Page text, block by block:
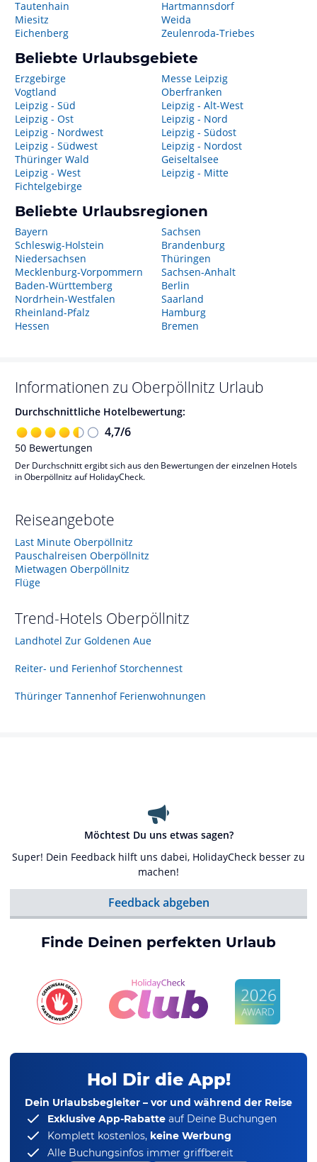
Tautenhain
Miesitz
Eichenberg
Hartmannsdorf
Weida
Zeulenroda-Triebes
Beliebte Urlaubsgebiete
Erzgebirge
Vogtland
Leipzig - Süd
Leipzig - Ost
Leipzig - Nordwest
Leipzig - Südwest
Thüringer Wald
Leipzig - West
Fichtelgebirge
Messe Leipzig
Oberfranken
Leipzig - Alt-West
Leipzig - Nord
Leipzig - Südost
Leipzig - Nordost
Geiseltalsee
Leipzig - Mitte
Beliebte Urlaubsregionen
Bayern
Schleswig-Holstein
Niedersachsen
Mecklenburg-Vorpommern
Baden-Württemberg
Nordrhein-Westfalen
Rheinland-Pfalz
Hessen
Sachsen
Brandenburg
Thüringen
Sachsen-Anhalt
Berlin
Saarland
Hamburg
Bremen
Informationen zu Oberpöllnitz Urlaub
Durchschnittliche Hotelbewertung:
4,7/6
50 Bewertungen
Der Durchschnitt ergibt sich aus den Bewertungen der einzelnen Hotels
in Oberpöllnitz auf HolidayCheck.
Reiseangebote
Last Minute Oberpöllnitz
Pauschalreisen Oberpöllnitz
Mietwagen Oberpöllnitz
Flüge
Trend-Hotels Oberpöllnitz
Landhotel Zur Goldenen Aue
Reiter- und Ferienhof Storchennest
Thüringer Tannenhof Ferienwohnungen
Möchtest Du uns etwas sagen?
Super! Dein Feedback hilft uns dabei, HolidayCheck besser zu
machen!
Feedback abgeben
Finde Deinen perfekten Urlaub
Hol Dir die App!
Dein Urlaubsbegleiter – vor und während der Reise
Exklusive App-Rabatte auf Deine Buchungen
Komplett kostenlos, keine Werbung
Alle Buchungsinfos immer griffbereit